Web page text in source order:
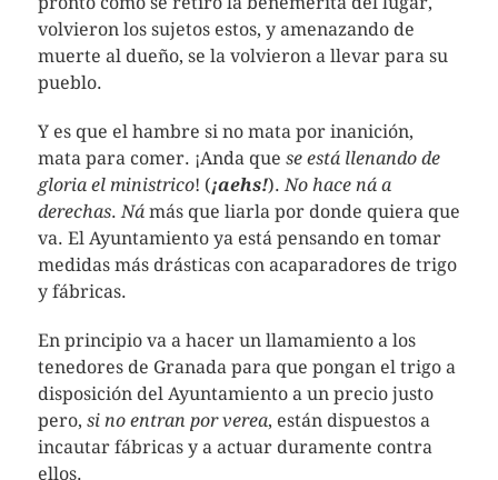
volvieron los sujetos estos, y amenazando de
muerte al dueño, se la volvieron a llevar para su
pueblo.
Y es que el hambre si no mata por inanición,
mata para comer. ¡Anda que se está llenando de
gloria el ministrico! (¡aehs!).No hace ná a
derechas.Námás que liarla por donde quiera que
va. El Ayuntamiento ya está pensando en tomar
medidas más drásticas con acaparadores de trigo
y fábricas.
En principio va a hacer un llamamiento a los
tenedores de Granada para que pongan el trigo a
disposición del Ayuntamiento a un precio justo
pero, si no entran por verea, están dispuestos a
incautar fábricas y a actuar duramente contra
ellos.